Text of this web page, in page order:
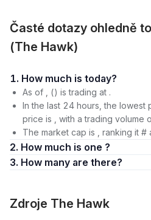
Časté dotazy ohledně
(The Hawk)
1. How much is today?
As of , () is trading at .
In the last 24 hours, the lowest
price is , with a trading volume
The market cap is , ranking it
2. How much is one ?
3. How many are there?
Zdroje The Hawk